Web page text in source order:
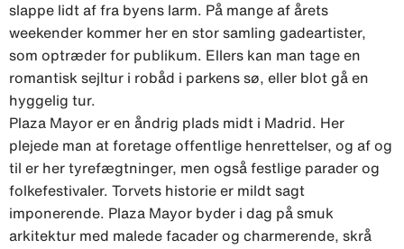
slappe lidt af fra byens larm. På mange af årets
weekender kommer her en stor samling gadeartister,
som optræder for publikum. Ellers kan man tage en
romantisk sejltur i robåd i parkens sø, eller blot gå en
hyggelig tur.
Plaza Mayor er en åndrig plads midt i Madrid. Her
plejede man at foretage offentlige henrettelser, og af og
til er her tyrefægtninger, men også festlige parader og
folkefestivaler. Torvets historie er mildt sagt
imponerende. Plaza Mayor byder i dag på smuk
arkitektur med malede facader og charmerende, skrå